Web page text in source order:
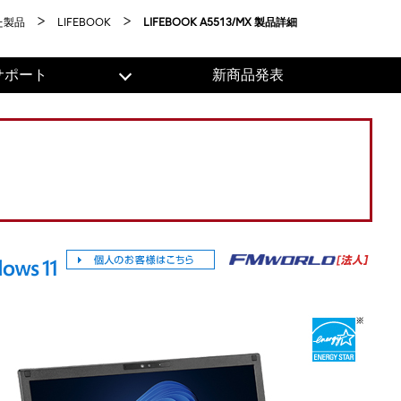
製品 LIFEBOOK LIFEBOOK A5513/MX 製品詳細
ポート 新商品発表